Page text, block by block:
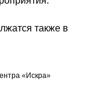
также в
«Искра»